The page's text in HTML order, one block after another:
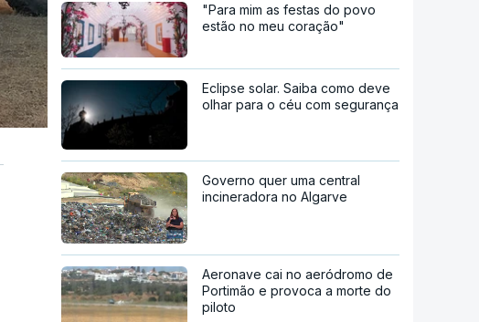
"Para mim as festas do povo
estão no meu coração"
Eclipse solar. Saiba como deve
olhar para o céu com segurança
Governo quer uma central
incineradora no Algarve
Aeronave cai no aeródromo de
Portimão e provoca a morte do
piloto